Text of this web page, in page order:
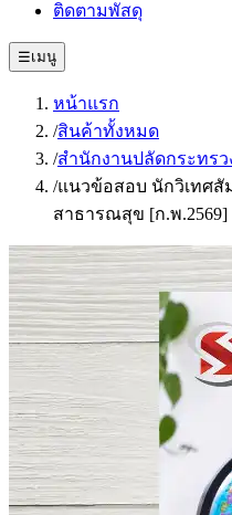
ติดตามพัสดุ
☰เมนู
หน้าแรก
/สินค้าทั้งหมด
/สำนักงานปลัดกระทร
/แนวข้อสอบ นักวิเทศสั
สาธารณสุข [ก.พ.2569]